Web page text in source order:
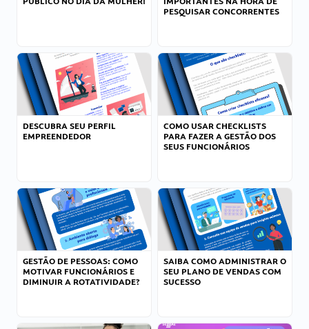
PESQUISAR CONCORRENTES
DESCUBRA SEU PERFIL
EMPREENDEDOR
COMO USAR CHECKLISTS
PARA FAZER A GESTÃO DOS
SEUS FUNCIONÁRIOS
GESTÃO DE PESSOAS: COMO
MOTIVAR FUNCIONÁRIOS E
DIMINUIR A ROTATIVIDADE?
SAIBA COMO ADMINISTRAR O
SEU PLANO DE VENDAS COM
SUCESSO